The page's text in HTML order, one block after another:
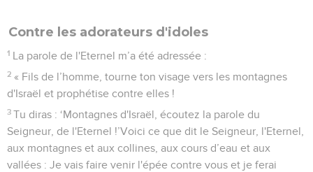
Contre les adorateurs d'idoles
1 La parole de l'Eternel m’a été adressée :
2 « Fils de l’homme, tourne ton visage vers les montagnes
d'Israël et prophétise contre elles !
3 Tu diras : ‘Montagnes d'Israël, écoutez la parole du
Seigneur, de l'Eternel !’Voici ce que dit le Seigneur, l'Eternel,
aux montagnes et aux collines, aux cours d’eau et aux
vallées : Je vais faire venir l'épée contre vous et je ferai